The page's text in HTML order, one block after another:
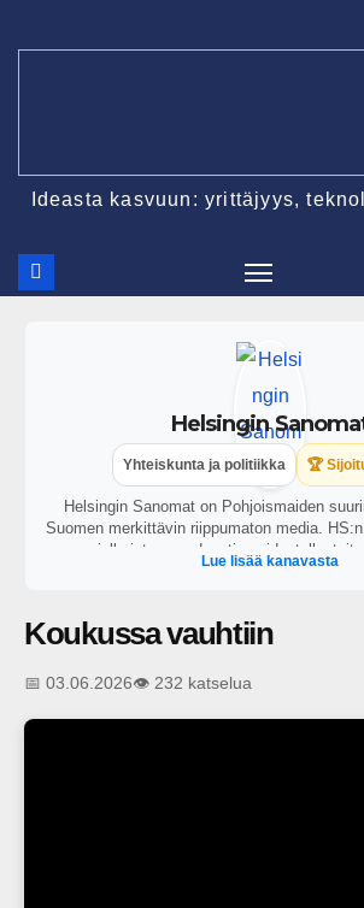
Ideasta kasvuun: yrittäjyys,
Helsingin
Yhteiskunta ja politiikka 🏆
Helsingin Sanomat on Pohjoismaiden
Suomen merkittävin riippumaton media.
julkaistaan podcastien
minidokumentteja.
Lue lisää kanavasta
Koukussa vauhtiin
📅 03.06.2026👁️ 232 katselua